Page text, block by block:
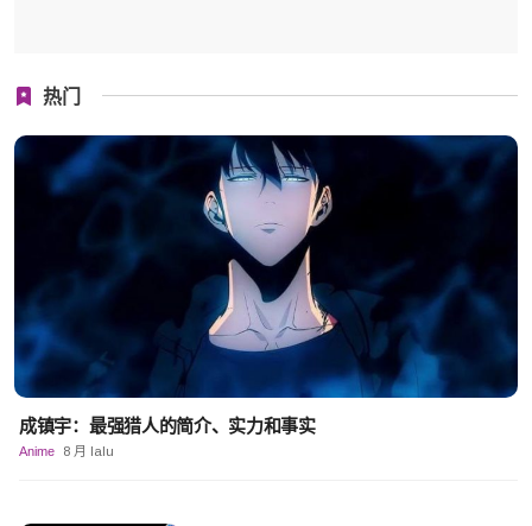
热门
成镇宇：最强猎人的简介、实力和事实
Anime 8 月 lalu